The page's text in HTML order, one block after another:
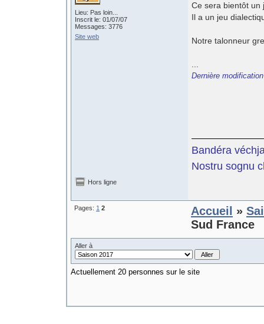
Lieu: Pas loin...
Inscrit le: 01/07/07
Messages: 3776
Site web
Ce sera bientôt un
Il a un jeu
Notre talonneur
Dernière
Bandéra
Nostru sognu
Hors ligne
Pages: 1 2 Accueil »
Sud France
Aller à